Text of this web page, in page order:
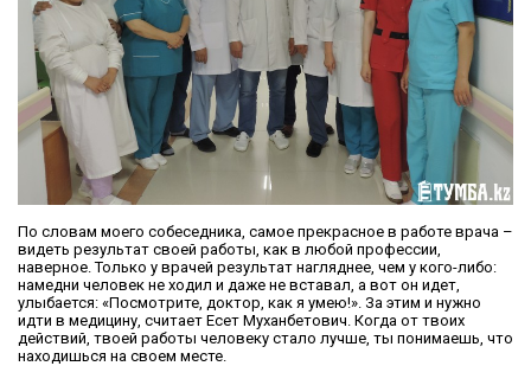
По словам моего собеседника, самое прекрасное в работе врача –
видеть результат своей работы, как в любой профессии,
наверное. Только у врачей результат нагляднее, чем у кого-либо:
намедни человек не ходил и даже не вставал, а вот он идет,
улыбается: «Посмотрите, доктор, как я умею!». За этим и нужно
идти в медицину, считает Есет Муханбетович. Когда от твоих
действий, твоей работы человеку стало лучше, ты понимаешь, что
находишься на своем месте.